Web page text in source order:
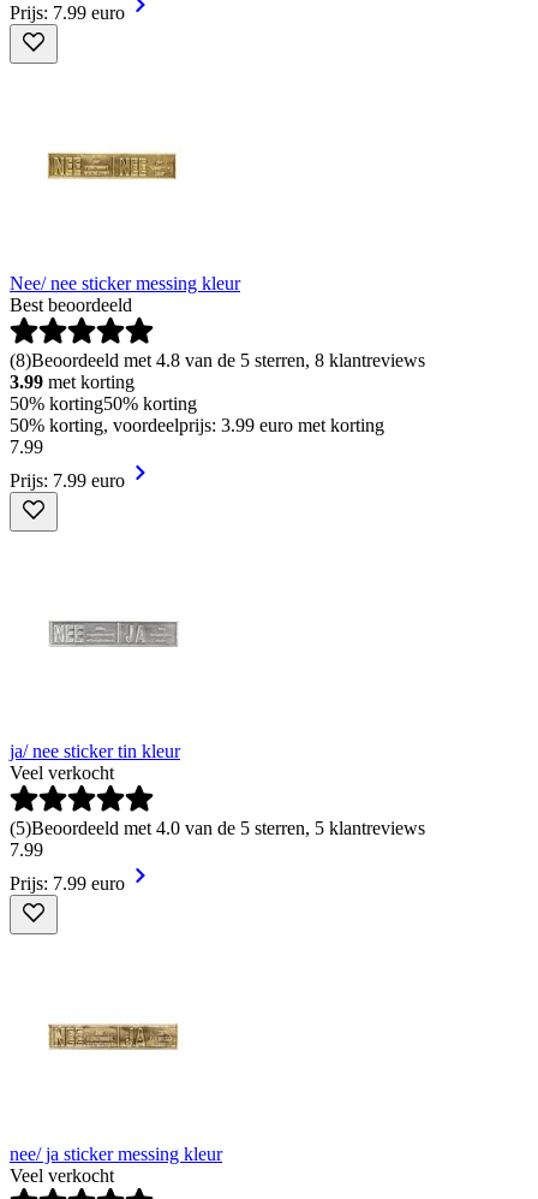
Prijs: 7.99 euro
Nee/ nee sticker messing kleur
Best beoordeeld
(8)Beoordeeld met 4.8 van de 5 sterren, 8 klantreviews
3.99 met korting
50% korting50% korting
50% korting, voordeelprijs: 3.99 euro met korting
7.99
Prijs: 7.99 euro
ja/ nee sticker tin kleur
Veel verkocht
(5)Beoordeeld met 4.0 van de 5 sterren, 5 klantreviews
7.99
Prijs: 7.99 euro
nee/ ja sticker messing kleur
Veel verkocht